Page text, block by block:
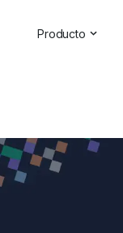
Producto
Para las
Para